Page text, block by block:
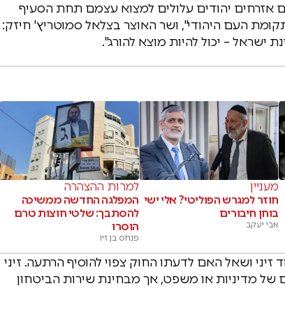
אזרחים יהודים עלולים למצוא עצמם תחת הסעיף
העם היהודי", ושר האוצר בצלאל סמוטריץ' חיזק:
ישראל – יכול להיות מוצא להורג".
מעניין
חוזר למגרש הפוליטי? אלי ישי
בוחן חיבורים
אבי יעקב
למרות ההצהרה
המפלגה החדשה ממשיכה
להסתבך: שלטי חוצות טרם
הוסרו
פנחס בן זיו
ושאל האם לדעתו החוק צפוי להוסיף הרתעה. זיני
של מדיניות או משפט, אך מבחינת שירות הביטחון